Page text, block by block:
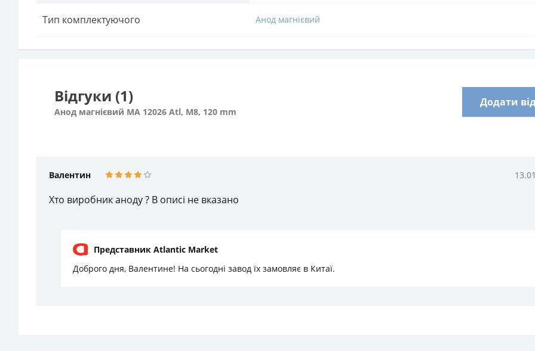
Тип комплектуючого Анод магнієвий
Відгуки (1)
Анод магнієвий МА 12026 Atl, М8, 120 mm
Додати
Валентин
Хто виробник аноду ? В описі не вказано
Представник Atlantic Market
Доброго дня, Валентине! На сьогодні завод їх замовляє в Китаї.